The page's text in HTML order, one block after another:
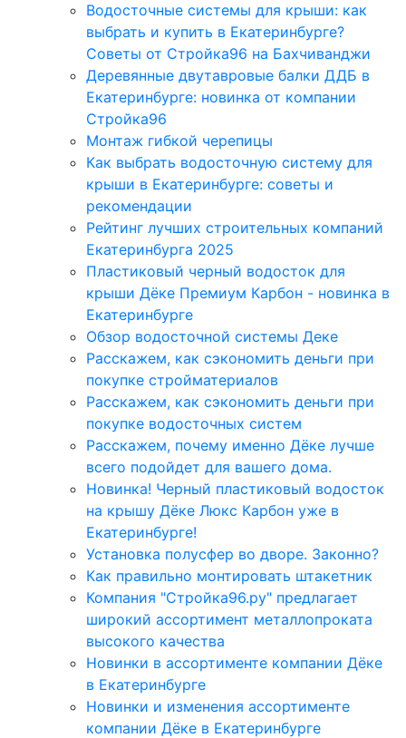
Водосточные системы для крыши: как
выбрать и купить в Екатеринбурге?
Советы от Стройка96 на Бахчиванджи
Деревянные двутавровые балки ДДБ в
Екатеринбурге: новинка от компании
Стройка96
Монтаж гибкой черепицы
Как выбрать водосточную систему для
крыши в Екатеринбурге: советы и
рекомендации
Рейтинг лучших строительных компаний
Екатеринбурга 2025
Пластиковый черный водосток для
крыши Дёке Премиум Карбон - новинка в
Екатеринбурге
Обзор водосточной системы Деке
Расскажем, как сэкономить деньги при
покупке стройматериалов
Расскажем, как сэкономить деньги при
покупке водосточных систем
Расскажем, почему именно Дёке лучше
всего подойдет для вашего дома.
Новинка! Черный пластиковый водосток
на крышу Дёке Люкс Карбон уже в
Екатеринбурге!
Установка полусфер во дворе. Законно?
Как правильно монтировать штакетник
Компания "Стройка96.ру" предлагает
широкий ассортимент металлопроката
высокого качества
Новинки в ассортименте компании Дёке
в Екатеринбурге
Новинки и изменения ассортименте
компании Дёке в Екатеринбурге